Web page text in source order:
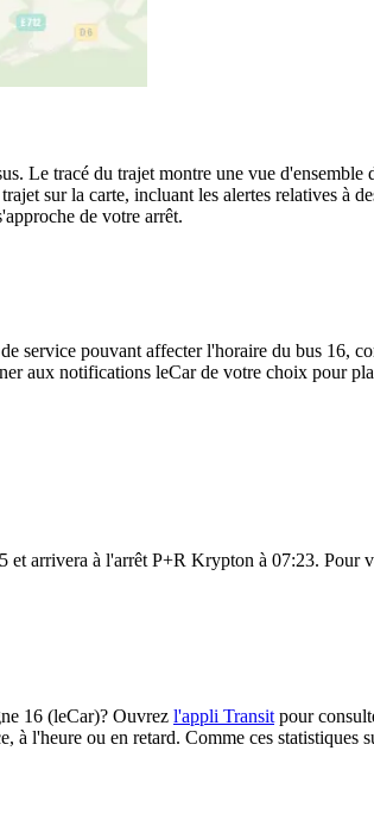
Le tracé du trajet montre une vue
sur la carte, incluant les alertes relatives à
de votre arrêt.
service pouvant affecter l'horaire du bus 16,
aux notifications leCar de votre choix pour
arrivera à l'arrêt P+R Krypton à 07:23.
16 (leCar)? Ouvrez l'appli Transit pour
l'heure ou en retard. Comme ces statistiques